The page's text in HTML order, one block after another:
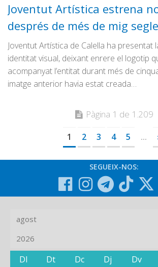
Joventut Artística estrena
després de més de mig segle
Joventut Artística de Calella ha presentat
identitat visual, deixant enrere el logotip
acompanyat l’entitat durant més de
imatge anterior havia estat creada…
Pàgina 1 de 1.209
1 2 3 4 5 ...
SEGUEIX-NOS:
Dl Dt Dc Dj Dv